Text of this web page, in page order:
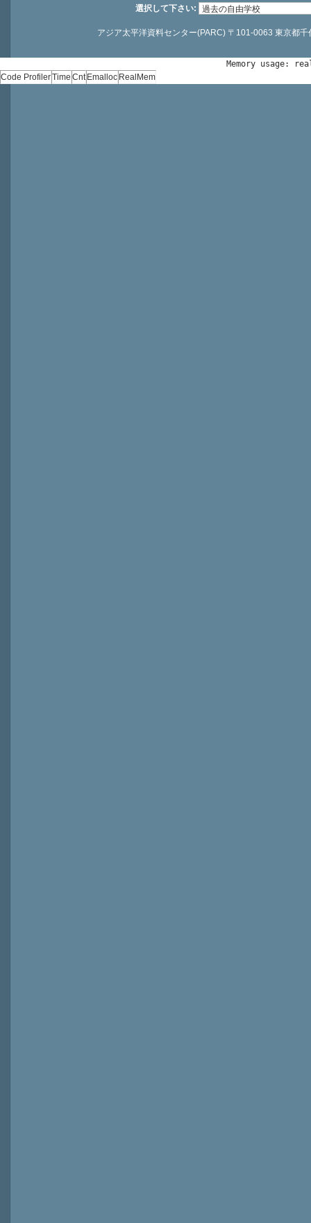
選択して下さい:
アジア太平洋資料センター(PARC) 〒101-0063 東京都
Memory usage:
Code ProfilerTime Cnt Emalloc RealMem